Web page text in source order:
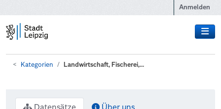
Anmelden
Kategorien Landwirtschaft, Fischerei,...